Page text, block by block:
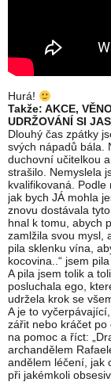
Hurá!
Takže: AKCE,
UDRŽOVÁNÍ SI
Dlouhý čas zpátky
svých nápadů bála.
duchovní učitelkou
strašilo. Nemyslela
kvalifikovaná. Podle
jak bych JÁ mohla
znovu dostávala
hnal k tomu, abych
zamlžila svou mysl,
pila sklenku vína,
kocovina..“ jsem
A pila jsem tolik a
posluchala ego,
udržela krok se
A je to
zářit nebo kráčet po
na pomoc a říct:
archandělem
andělem léčení, jak
při jakémkoli